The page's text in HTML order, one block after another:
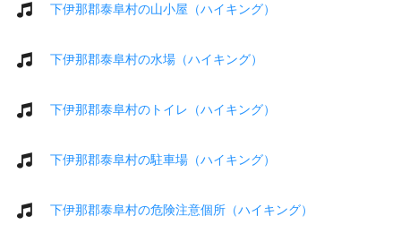
下伊那郡泰阜村の山小屋（ハイキング）
下伊那郡泰阜村の水場（ハイキング）
下伊那郡泰阜村のトイレ（ハイキング）
下伊那郡泰阜村の駐車場（ハイキング）
下伊那郡泰阜村の危険注意個所（ハイキング）